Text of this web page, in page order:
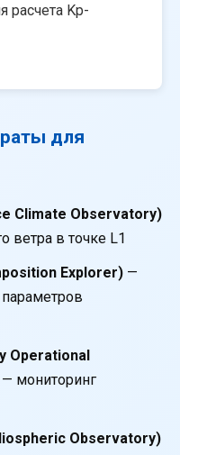
расчета Kp-
для
Climate Observatory)
ветра в точке L1
Explorer)—
Operational
— мониторинг
Observatory)